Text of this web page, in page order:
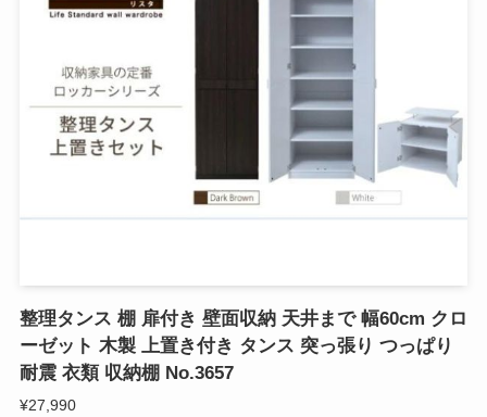
整理タンス 棚 扉付き 壁面収納 天井まで 幅60cm クロ
ーゼット 木製 上置き付き タンス 突っ張り つっぱり
耐震 衣類 収納棚 No.3657
¥27,990